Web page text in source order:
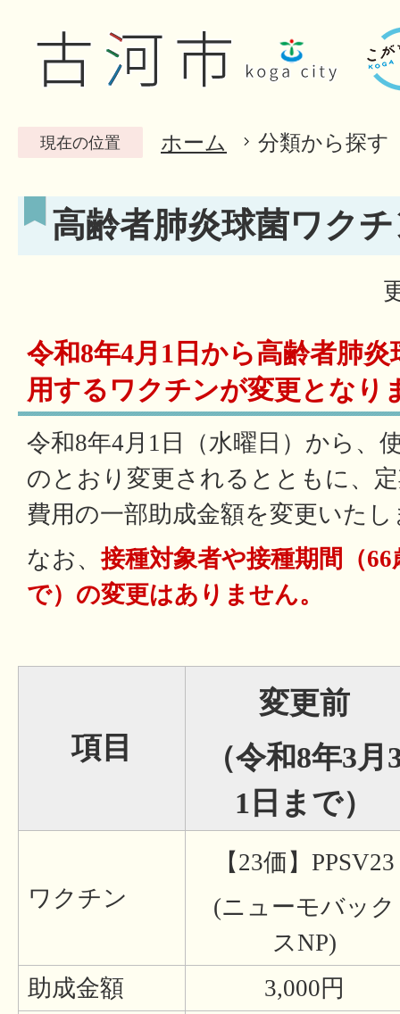
現在の位置 ホーム 分類から探す
高齢者肺炎球菌ワク
令和8年4月1日から高齢者肺
用するワクチンが変更となり
令和8年4月1日（水曜日）から、
のとおり変更されるとともに、
費用の一部助成金額を変更いた
なお、接種対象者や接種期間（
で）の変更はありません。
項目
変更前
（令和8年3月
1日まで）
ワクチン
【23価】PPSV23
(ニューモバック
スNP)
助成金額
3,000円